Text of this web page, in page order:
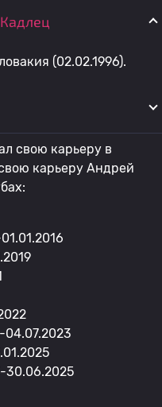
(02.02.1996).
свою карьеру в
карьеру Андрей
04.07.2023
30.06.2025